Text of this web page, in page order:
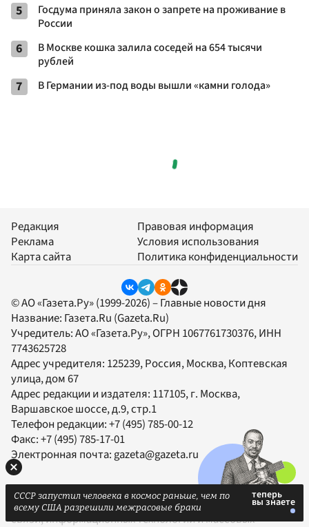
5
Госдума приняла закон о запрете на проживание в
России
6
В Москве кошка залила соседей на 654 тысячи
рублей
7 В Германии из-под воды вышли «камни голода»
Редакция
Реклама
Карта сайта
Правовая информация
Условия использования
Политика конфиденциальности
© АО «Газета.Ру» (1999-2026) – Главные новости дня
Название: Газета.Ru (Gazeta.Ru)
Учредитель:АО «Газета.Ру», ОГРН 1067761730376, ИНН
7743625728
Адрес учредителя: 125239, Россия, Москва, Коптевская
улица, дом 67
Адрес редакции и издателя: 117105, г. Москва,
Варшавское шоссе, д.9, стр.1
Телефон редакции:+7 (495) 785-00-12
Факс:+7 (495) 785-17-01
Электронная почта: gazeta@gazeta.ru
Свидетельство о регистрации СМИ Эл № ФС77-67642
выдано федеральной службой по надзору в сфере
связи, информационных технологий и массовых
СССР запустил человека в космос раньше, чем по
всему США разрешили межрасовые браки